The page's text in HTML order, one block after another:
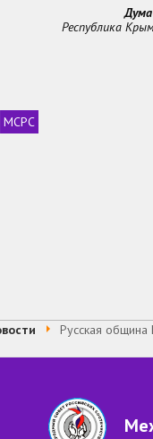
Республика
МСРС
Русская